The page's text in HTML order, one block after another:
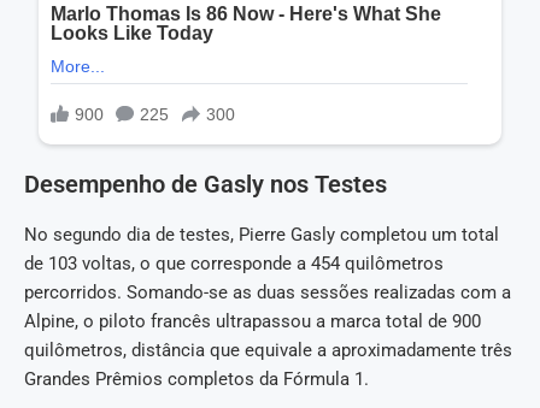
Desempenho de Gasly nos Testes
No segundo dia de testes, Pierre Gasly completou um total
de 103 voltas, o que corresponde a 454 quilômetros
percorridos. Somando-se as duas sessões realizadas com a
Alpine, o piloto francês ultrapassou a marca total de 900
quilômetros, distância que equivale a aproximadamente três
Grandes Prêmios completos da Fórmula 1.